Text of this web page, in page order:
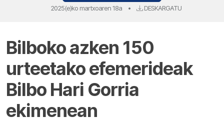
2025(e)ko martxoaren 18a • DESKARGATU
Bilboko azken 150
urteetako efemerideak
Bilbo Hari Gorria
ekimenean